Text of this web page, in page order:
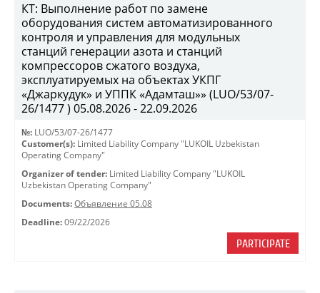
КТ: Выполнение работ по замене
оборудования систем автоматизированного
контроля и управления для модульных
станций генерации азота и станций
компрессоров сжатого воздуха,
эксплуатируемых на объектах УКПГ
«Джаркудук» и УППК «Адамташ»» (LUO/53/07-
26/1477 ) 05.08.2026 - 22.09.2026
№: LUO/53/07-26/1477
Customer(s): Limited Liability Company "LUKOIL Uzbekistan
Operating Company"
Organizer of tender: Limited Liability Company "LUKOIL
Uzbekistan Operating Company"
Documents: Объявление 05.08
Deadline: 09/22/2026
PARTICIPATE